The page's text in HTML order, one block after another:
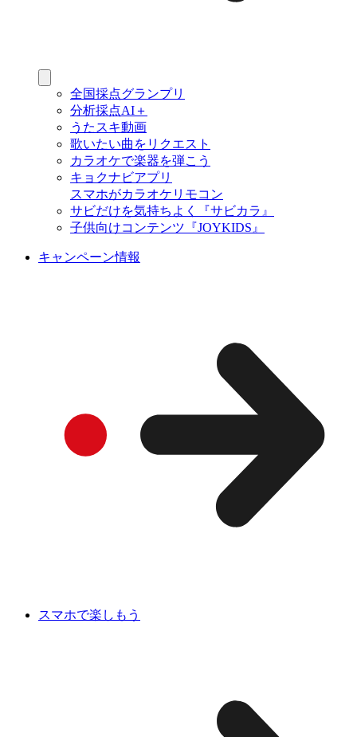
全国採点グランプリ
分析採点AI＋
うたスキ動画
歌いたい曲をリクエスト
カラオケで楽器を弾こう
キョクナビアプリ
スマホがカラオケリモコン
サビだけを気持ちよく『サビカラ』
子供向けコンテンツ『JOYKIDS』
キャンペーン情報
スマホで楽しもう